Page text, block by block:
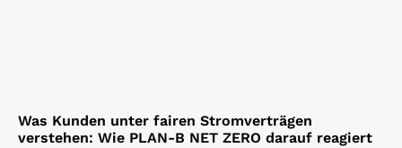
Was Kunden unter fairen Stromverträgen
verstehen: Wie PLAN-B NET ZERO darauf reagiert